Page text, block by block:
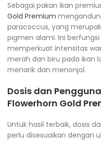
Sebagai pakan ikan
Gold Premium
paracoccus, yang
pigmen alami. Ini
memperkuat intensitas
merah dan biru pada ikan
menarik dan menonjol.
Dosis dan
Flowerhorn Gold
Untuk hasil terbaik, dosis
perlu disesuaikan dengan